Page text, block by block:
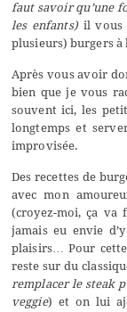
faut savoir qu’une
les enfants)il vous
plusieurs) burgers à
Après vous avoir
bien que je vous
souvent ici, les
longtemps et
improvisée.
Des recettes de
avec mon
(croyez-moi, ça va
jamais eu envie
plaisirs… Pour cette
reste sur du
remplacer le steak
veggie) et on lui